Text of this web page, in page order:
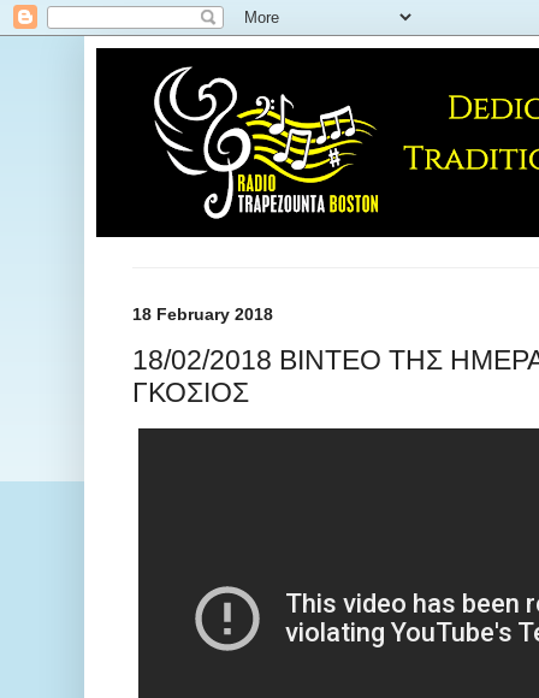
18 February 2018
18/02/2018 ΒΙΝΤΕΟ ΤΗΣ
ΓΚΟΣΙΟΣ